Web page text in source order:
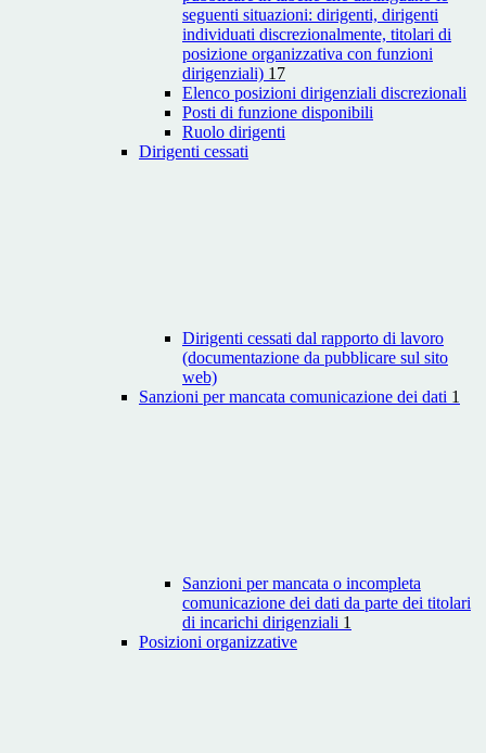
seguenti situazioni: dirigenti, dirigenti
individuati discrezionalmente, titolari di
posizione organizzativa con funzioni
dirigenziali) 17
Elenco posizioni dirigenziali discrezionali
Posti di funzione disponibili
Ruolo dirigenti
Dirigenti cessati
Dirigenti cessati dal rapporto di lavoro
(documentazione da pubblicare sul sito
web)
Sanzioni per mancata comunicazione dei dati 1
Sanzioni per mancata o incompleta
comunicazione dei dati da parte dei titolari
di incarichi dirigenziali 1
Posizioni organizzative